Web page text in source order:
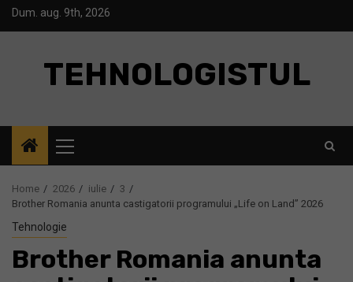
SkipDum. aug. 9th, 2026
TEHNOLOGISTUL
Menu
Home 2026 iulie
3
Brother Romania anunta castigatorii programului „Life on Land” 2026
Tehnologie
Brother Romania anunta